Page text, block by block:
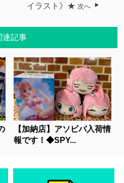
イラスト》★ 次へ
連記事
【加納店】アソビバ入荷情
報です！◆SPY...